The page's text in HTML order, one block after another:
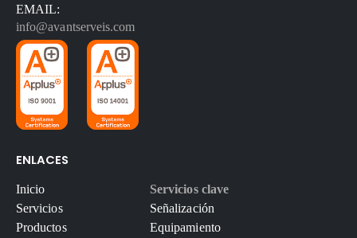
EMAIL:
info@avantserveis.com
ENLACES
Inicio
Servicios
Productos
Servicios clave
Señalización
Equipamiento